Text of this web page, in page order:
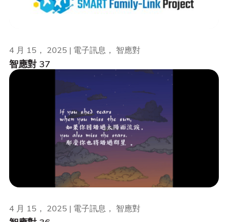
智應對 37
4 月 15， 2025 | 電子訊息， 智應對
4 月 15， 2025 | 電子訊息， 智應對